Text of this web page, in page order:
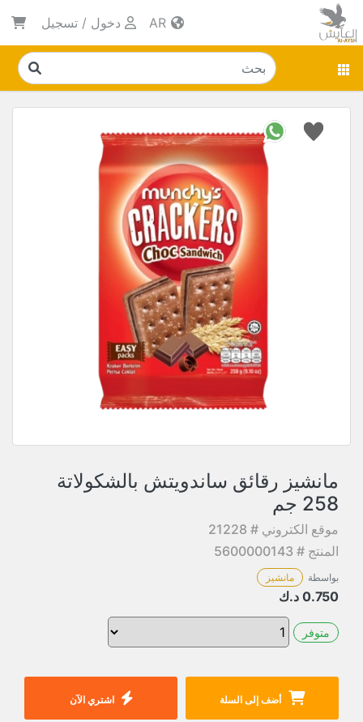
دخول / تسجيل
مانشيز رقائق ساندويتش بالشكولاتة
258 جم
موقع الكتروني # 21228
المنتج # 5600000143
بواسطة مانشيز
0.750 د.ك
متوفر
أضف إلى السلة اشتري الآن